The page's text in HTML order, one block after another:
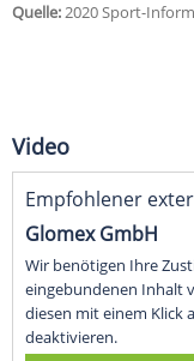
Quelle:2020 Sport-
Video
Empfohlener
Glomex GmbH
Wir benötigen Ihre
eingebundenen Inhalt
diesen mit einem Klick
deaktivieren.